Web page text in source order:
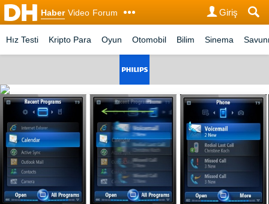
Haber Video Forum Giriş
Hız Testi Kripto Para Oyun Otomobil Bilim Sinema